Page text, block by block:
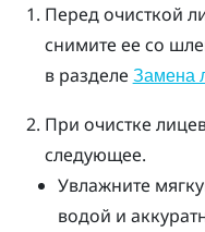
Перед очисткой
снимите ее со
в разделе Замена
При очистке
следующее.
Увлажните
водой и